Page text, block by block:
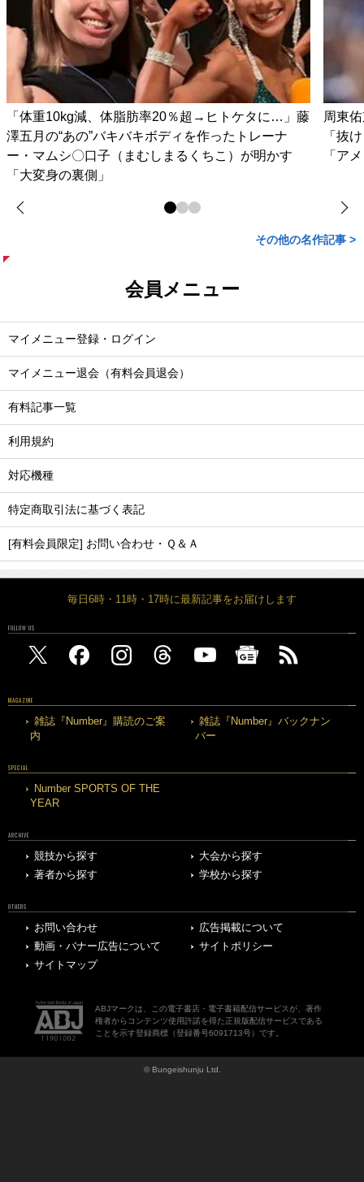
「体重10kg減、体脂肪率20％超→ヒトケタに…」藤
澤五月の“あの”バキバキボディを作ったトレーナ
ー・マムシ〇口子（まむしまるくちこ）が明かす
「大変身の裏側」
周東
「抜
「ア
その他の名作記事 >
会員メニュー
マイメニュー登録・ログイン
マイメニュー退会（有料会員退会）
有料記事一覧
利用規約
対応機種
特定商取引法に基づく表記
[有料会員限定] お問い合わせ・Ｑ＆Ａ
毎日6時・11時・17時に最新記事をお届けします
FOLLOW US
MAGAZINE
雑誌『Number』購読のご案
内
雑誌『Number』バックナン
バー
SPECIAL
Number SPORTS OF THE
YEAR
ARCHIVE
競技から探す
大会から探す
著者から探す
学校から探す
OTHERS
お問い合わせ
広告掲載について
動画・バナー広告について
サイトポリシー
サイトマップ
ABJマークは、この電子書店・電子書籍配信サービスが、著作
権者からコンテンツ使用許諾を得た正規版配信サービスである
ことを示す登録商標（登録番号6091713号）です。
© Bungeishunju Ltd.